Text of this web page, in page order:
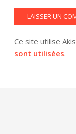
Ce site utilise
sont utilisées.